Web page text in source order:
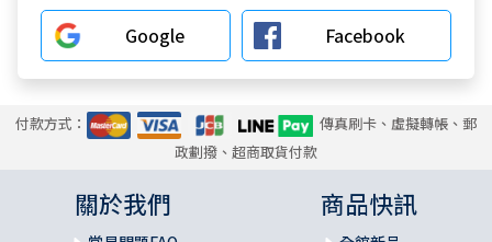
Google Facebook
付款方式：
傳真刷卡、虛擬轉帳、郵
政劃撥、超商取貨付款
關於我們 商品快訊